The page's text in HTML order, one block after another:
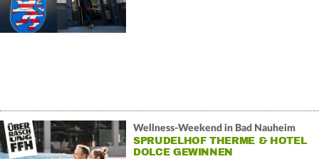
Wellness-Weekend in Bad Nauheim
SPRUDELHOF THERME & HOTEL
DOLCE GEWINNEN